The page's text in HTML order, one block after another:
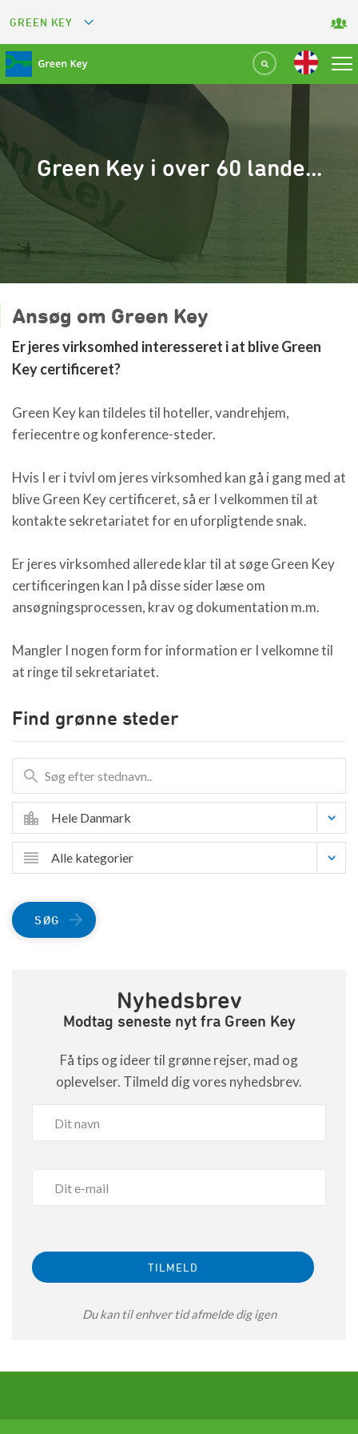
GREEN KEY
GREEN RESTAURANT
GREEN SPORT FACILITY
GREEN TOURISM ORGANIZATION
GREEN CAMPING
Green Key i over 60 lande...
Ansøg om Green Key
Er jeres virksomhed interesseret i at blive Green
Key certificeret?
Green Key kan tildeles til hoteller, vandrehjem,
feriecentre og konference-steder.
Hvis I er i tvivl om jeres virksomhed kan gå i gang med at
blive Green Key certificeret, så er I velkommen til at
kontakte sekretariatet for en uforpligtende snak.
Er jeres virksomhed allerede klar til at søge Green Key
certificeringen kan I på disse sider læse om
ansøgningsprocessen, krav og dokumentation m.m.
Mangler I nogen form for information er I velkomne til
at ringe til sekretariatet.
Find grønne steder
Hele Danmark
Alle kategorier
SØG
Nyhedsbrev
Modtag seneste nyt fra Green Key
Få tips og ideer til grønne rejser, mad og
oplevelser. Tilmeld dig vores nyhedsbrev.
Du kan til enhver tid afmelde dig igen